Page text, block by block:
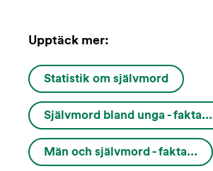
Upptäck mer:
Statistik om självmord
Självmord bland unga - fakta...
Män och självmord - fakta...